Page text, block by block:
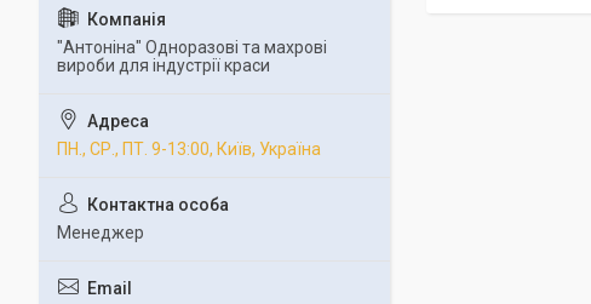
"Антоніна" Одноразові та махрові
вироби для індустрії краси
ПН., СР., ПТ. 9-13:00, Київ, Україна
Менеджер